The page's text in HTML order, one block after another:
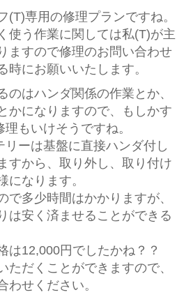
(T)専用の修理プランですね。
使う作業に関しては私(T)が主
ますので修理のお問い合わせ
時にお願いいたします。
のはハンダ関係の作業とか、
かになりますので、もしかす
もいけそうですね。
リーは基盤に直接ハンダ付し
すから、取り外し、取り付け
になります。
で多少時間はかかりますが、
は安く済ませることができる
は12,000円でしたかね？？
ただくことができますので、
わせください。